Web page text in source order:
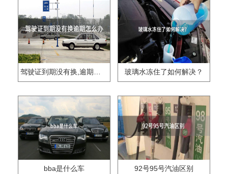
驾驶证到期没有换,逾期怎么办?? 玻璃水冻住了如何解决？
bba是什么车 92号95号汽油区别